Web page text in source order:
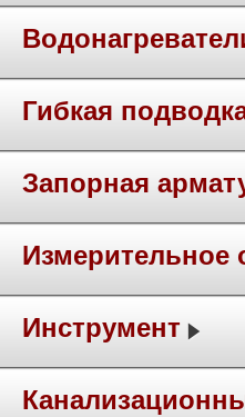
Гибкая
Запорная
Измерительное
Инструмент